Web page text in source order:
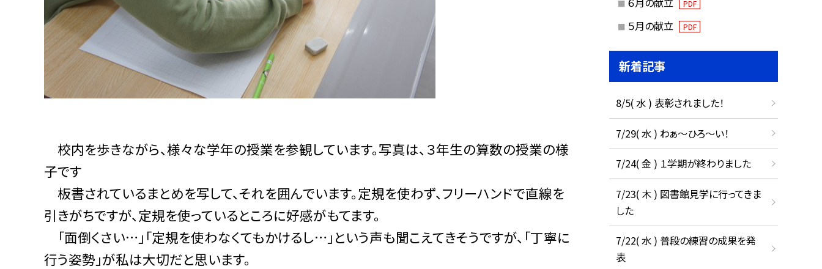
校内を歩きながら、様々な学年の授業を参観しています。写真は、３年生の算数の授業の様
子です
板書されているまとめを写して、それを囲んでいます。定規を使わず、フリーハンドで直線を
引きがちですが、定規を使っているところに好感がもてます。
「面倒くさい…」「定規を使わなくてもかけるし…」という声も聞こえてきそうですが、「丁寧に
行う姿勢」が私は大切だと思います。
PDF
５月の献立 PDF
新着記事
8/5( 水 ) 表彰されました！
7/29( 水 ) わぁ～ひろ～い！
7/24( 金 ) １学期が終わりました
7/23( 木 ) 図書館見学に行ってきま
した
7/22( 水 ) 普段の練習の成果を発
表